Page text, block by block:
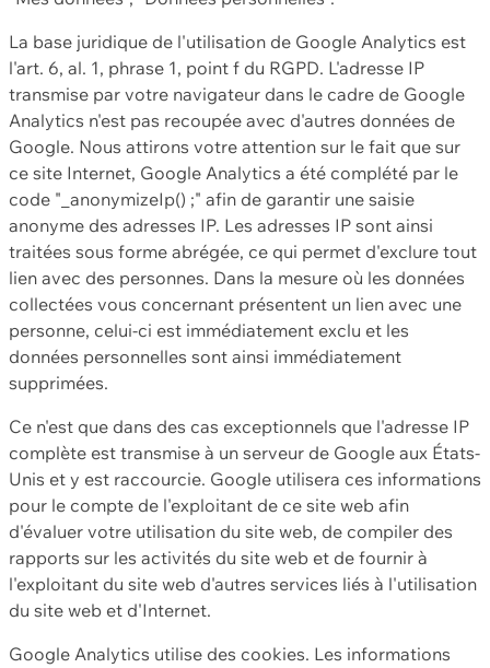
La base juridique de l'utilisation de Google Analytics est
l'art. 6, al. 1, phrase 1, point f du RGPD. L'adresse IP
transmise par votre navigateur dans le cadre de Google
Analytics n'est pas recoupée avec d'autres données de
Google. Nous attirons votre attention sur le fait que sur
ce site Internet, Google Analytics a été complété par le
code "_anonymizeIp() ;" afin de garantir une saisie
anonyme des adresses IP. Les adresses IP sont ainsi
traitées sous forme abrégée, ce qui permet d'exclure tout
lien avec des personnes. Dans la mesure où les données
collectées vous concernant présentent un lien avec une
personne, celui-ci est immédiatement exclu et les
données personnelles sont ainsi immédiatement
supprimées.
Ce n'est que dans des cas exceptionnels que l'adresse IP
complète est transmise à un serveur de Google aux États-
Unis et y est raccourcie. Google utilisera ces informations
pour le compte de l'exploitant de ce site web afin
d'évaluer votre utilisation du site web, de compiler des
rapports sur les activités du site web et de fournir à
l'exploitant du site web d'autres services liés à l'utilisation
du site web et d'Internet.
Google Analytics utilise des cookies. Les informations